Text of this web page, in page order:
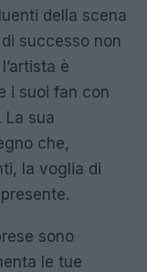
della scena
successo non
è
i suoi fan con
La sua
che,
la voglia di
sono
le tue